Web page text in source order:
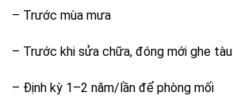
– Trước mùa mưa
– Trước khi sửa chữa, đóng mới ghe tàu
– Định kỳ 1–2 năm/lần để phòng mối